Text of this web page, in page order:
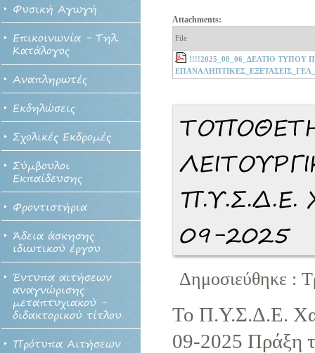
Φυσική Αγωγή
Επικοινωνία - Τηλ.
Κατάλογος
Αναπληρωτές
Εκδηλώσεις
Σχολικές Εκδρομές
Σύμβουλοι
Εκπαίδευσης
Φροντιστήρια
Άδεια άσκησης
ιδιωτικού έργου
Έντυπα αιτήσεων
αναγνώρισης
μεταπτυχιακού -
διδακτορικού τίτλου
Πρότυπα Αιτήσεων
Attachments:
File
!!!!2025_08_06_ΔΕΛΤΙΟ ΤΥΠΟΥ
Π.Υ.Σ.Δ.Ε.
09-2025
Δημοσιεύθηκε :
Το Π.Υ.Σ.Δ.Ε.
09-2025 Πράξη